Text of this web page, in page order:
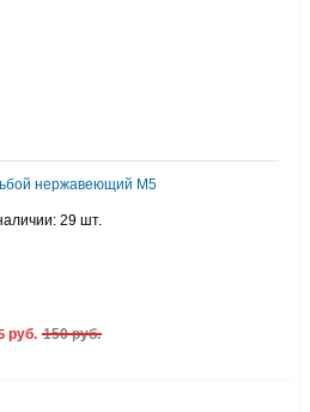
нержавеющий М5
29 шт.
руб. 150 руб.